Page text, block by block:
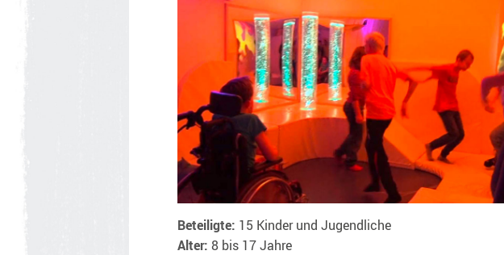
Beteiligte: 15 Kinder und Jugendliche
Alter: 8 bis 17 Jahre